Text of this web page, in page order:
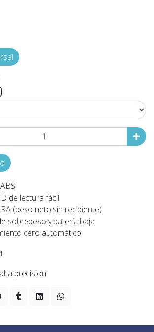
de lectura fácil
(peso neto sin recipiente)
sobrepeso y batería baja
cero automático
precisión